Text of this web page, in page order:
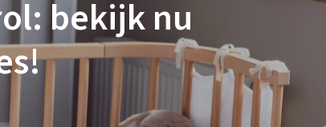
bekijk nu